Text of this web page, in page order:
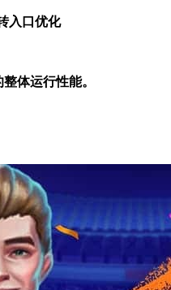
入口优化
体运行性能。